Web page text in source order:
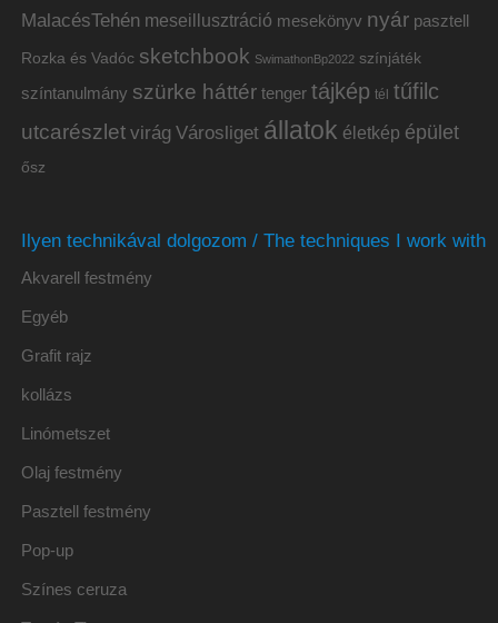
MalacésTehén meseillusztráció mesekönyv nyár pasztell
Rozka és Vadóc sketchbook SwimathonBp2022 színjáték
színtanulmány szürke háttér tenger tájkép tél tűfilc
utcarészlet virág Városliget állatok életkép épület
ősz
Ilyen technikával dolgozom / The techniques I work with
Akvarell festmény
Egyéb
Grafit rajz
kollázs
Linómetszet
Olaj festmény
Pasztell festmény
Pop-up
Színes ceruza